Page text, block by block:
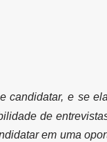
candidatar, e se
de
em uma